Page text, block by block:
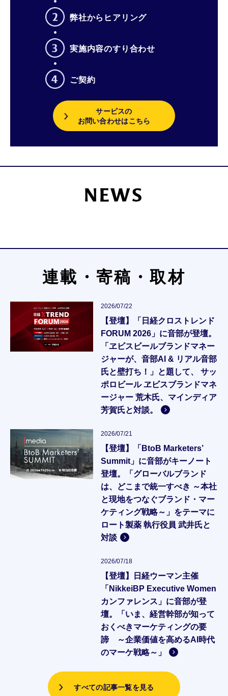
弊社からヒアリング
実施内容のすり合わせ
ご契約
サービスの
お問い合わせはこちら
NEWS
連載・寄稿・取材
2026/07/22
【登壇】「日経クロストレンド
FORUM 2026」に音部が登壇。
「ヱビスビールブランドマネー
ジャーが、音部AI & リアル音部
氏と壁打ち！」と題して、 サッ
ポロビール ヱビスブランドマネ
ージャー 荒木氏、マインディア
芳賀氏と対談。
2026/07/21
【登壇】「BtoB Marketers’
Summit」に音部がキーノート
登壇。「グローバルブランド
は、どこまで統一すべき ～本社
と現地をつなぐブランド・マー
ケティング戦略～」をテーマに
ロート製薬 執行役員 武井氏と
対談
2026/07/18
【登壇】日経ウーマン主催
「NikkeiBP Executive Women
カンファレンス」に音部が登
壇。「いま、経営幹部が知って
おくべきマーケティングの要
諦 ～企業価値を高めるAI時代
のマーケ戦略～」
すべての記事一覧を見る